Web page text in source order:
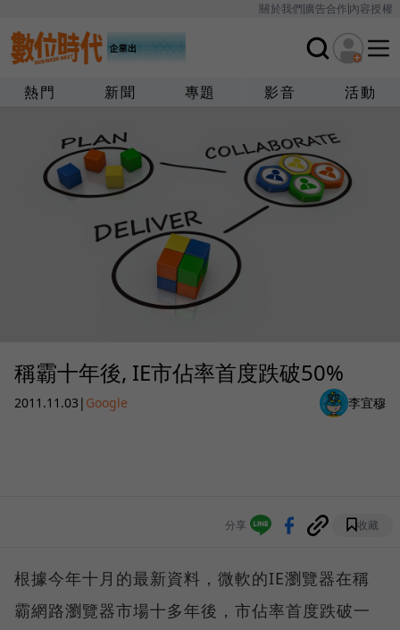
關於我們廣告合作內容授權
熱門 新聞 專題 影音 活動
稱霸十年後, IE市佔率首度跌破50%
2011.11.03 | Google 李宜穆
分享 收藏
根據今年十月的最新資料，微軟的IE瀏覽器在稱
霸網路瀏覽器市場十多年後，市佔率首度跌破一